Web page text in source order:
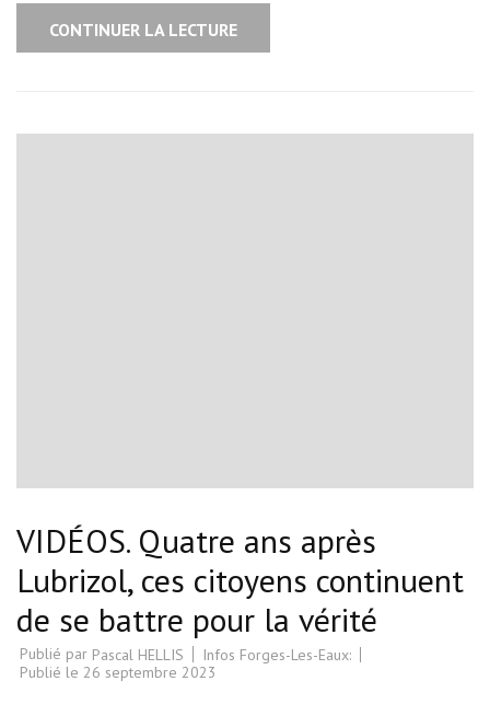
CONTINUER LA LECTURE
VIDÉOS. Quatre ans après
Lubrizol, ces citoyens continuent
de se battre pour la vérité
Publié par Pascal HELLIS
Infos Forges-Les-Eaux:
Publié le 26 septembre 2023